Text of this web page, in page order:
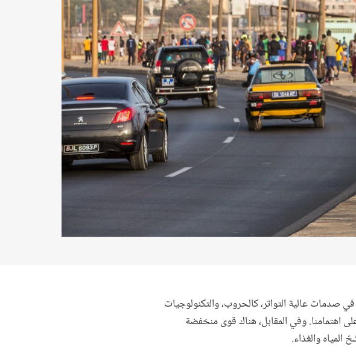
صدمات عالية التواتر، كالحروب، والتكنولوجيات
اهتمامنا. وفي المقابل، هناك قوى منخفضة
المياه والغذاء.